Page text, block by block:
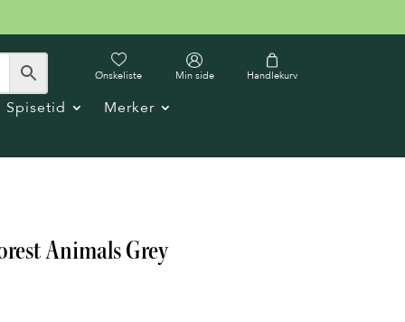
Ønskeliste Min side Handlekurv
Spisetid
Merker
Animals Grey